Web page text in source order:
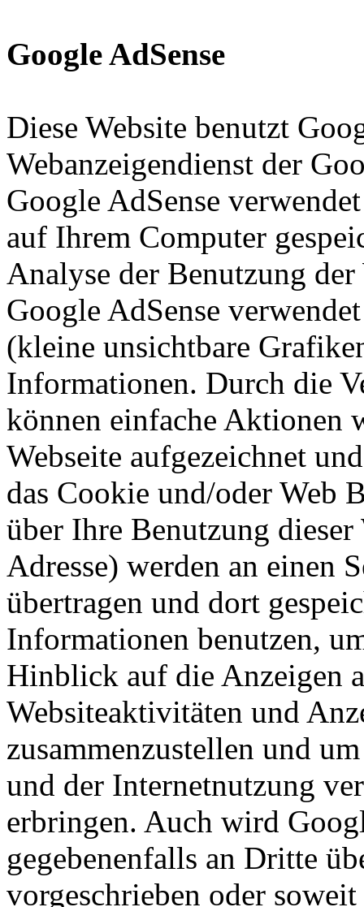
Google AdSense
Diese Website benutzt
Webanzeigendienst der
Google AdSense
auf Ihrem Computer
Analyse der Benutzung
Google AdSense
(kleine unsichtbare
Informationen. Durch die
können einfache Aktionen
Webseite aufgezeichnet
das Cookie und/oder Web
über Ihre Benutzung
Adresse) werden an einen
übertragen und dort
Informationen benutzen,
Hinblick auf die Anzeigen
Websiteaktivitäten und
zusammenzustellen und
und der Internetnutzung
erbringen. Auch wird
gegebenenfalls an Dritte
vorgeschrieben oder